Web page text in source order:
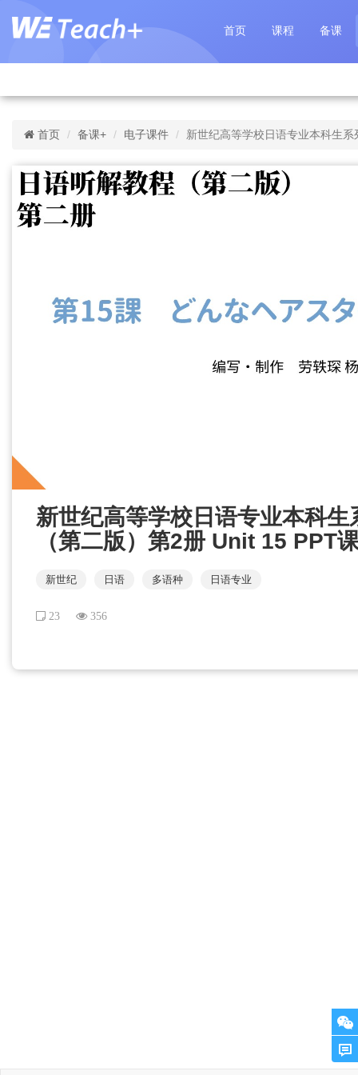
首页 课程 备课
首页 备课+ 电子课件 新世纪高等学校日语专业本科生
新世纪高等学校日语专业本科
（第二版）第2册 Unit 15 PPT
新世纪 日语 多语种 日语专业
23 356